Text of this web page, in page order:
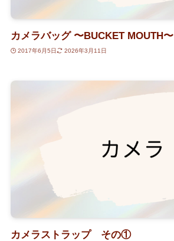
カメラバッグ 〜BUCKET MOUTH〜
2017年6月5日 2026年3月11日
カメラストラップ その①